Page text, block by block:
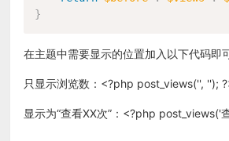
}
在主题中需要显示的位置加入以下代码即
只显示浏览数：<?php post_views('', '');
显示为“查看XX次”：<?php post_views('